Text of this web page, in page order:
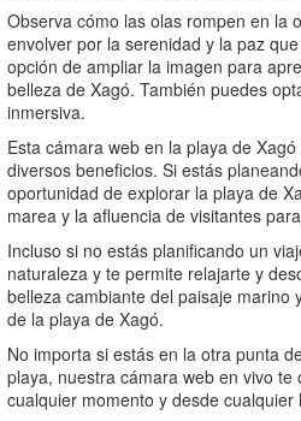
Observa cómo las olas rompen en la
envolver por la serenidad y la paz
opción de ampliar la imagen para
belleza de Xagó. También puedes
inmersiva.
Esta cámara web en la playa de
diversos beneficios. Si estás
oportunidad de explorar la playa de
marea y la afluencia de visitantes
Incluso si no estás planificando un
naturaleza y te permite relajarte y
belleza cambiante del paisaje
de la playa de Xagó.
No importa si estás en la otra punta
playa, nuestra cámara web en vivo
cualquier momento y desde cualquier